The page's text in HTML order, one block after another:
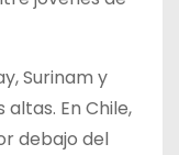
Surinam y
En Chile,
debajo del